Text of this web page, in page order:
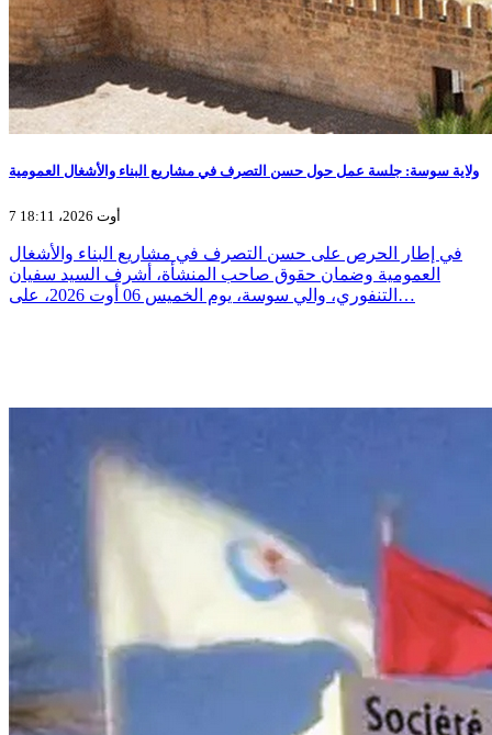
ولاية سوسة: جلسة عمل حول حسن التصرف في مشاريع البناء والأشغال العمومية
7 أوت 2026، 18:11
في إطار الحرص على حسن التصرف في مشاريع البناء والأشغال
العمومية وضمان حقوق صاحب المنشأة، أشرف السيد سفيان
التنفوري، والي سوسة، يوم الخميس 06 أوت 2026، على…